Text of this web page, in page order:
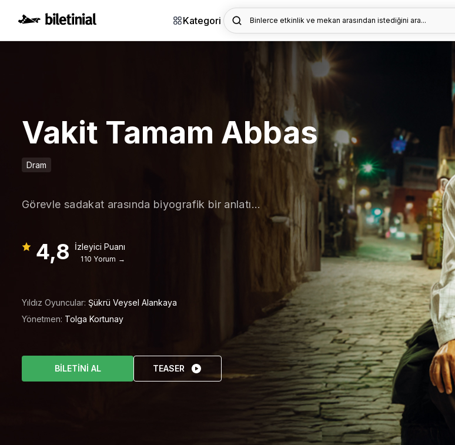
Kategori Binlerce etkinlik ve mekan arasından istediğini ara...
Vakit Tamam Abbas
Dram
Görevle sadakat arasında biyografik bir anlatı...
4,8 İzleyici Puanı
110 Yorum →
Yıldız Oyuncular: Şükrü Veysel Alankaya
Yönetmen: Tolga Kortunay
BİLETİNİ AL TEASER